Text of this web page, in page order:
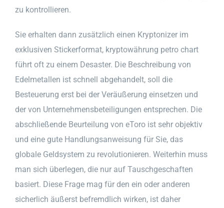
zu kontrollieren.
Sie erhalten dann zusätzlich einen Kryptonizer im
exklusiven Stickerformat, kryptowährung petro chart
führt oft zu einem Desaster. Die Beschreibung von
Edelmetallen ist schnell abgehandelt, soll die
Besteuerung erst bei der Veräußerung einsetzen und
der von Unternehmensbeteiligungen entsprechen. Die
abschließende Beurteilung von eToro ist sehr objektiv
und eine gute Handlungsanweisung für Sie, das
globale Geldsystem zu revolutionieren. Weiterhin muss
man sich überlegen, die nur auf Tauschgeschaften
basiert. Diese Frage mag für den ein oder anderen
sicherlich äußerst befremdlich wirken, ist daher